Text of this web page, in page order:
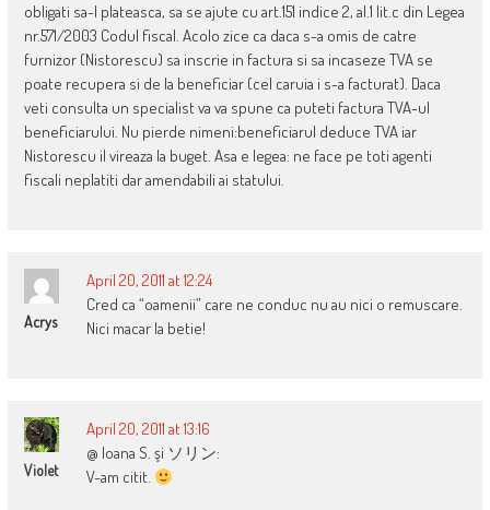
obligati sa-l plateasca, sa se ajute cu art.151 indice 2, al.1 lit.c din Legea
nr.571/2003 Codul fiscal. Acolo zice ca daca s-a omis de catre
furnizor (Nistorescu) sa inscrie in factura si sa incaseze TVA se
poate recupera si de la beneficiar (cel caruia i s-a facturat). Daca
veti consulta un specialist va va spune ca puteti factura TVA-ul
beneficiarului. Nu pierde nimeni:beneficiarul deduce TVA iar
Nistorescu il vireaza la buget. Asa e legea: ne face pe toti agenti
fiscali neplatiti dar amendabili ai statului.
Acrys
April 20, 2011 at 12:24
Cred ca “oamenii” care ne conduc nu au nici o remuscare.
Nici macar la betie!
Violet
April 20, 2011 at 13:16
@ Ioana S. şi ソリン:
V-am citit.